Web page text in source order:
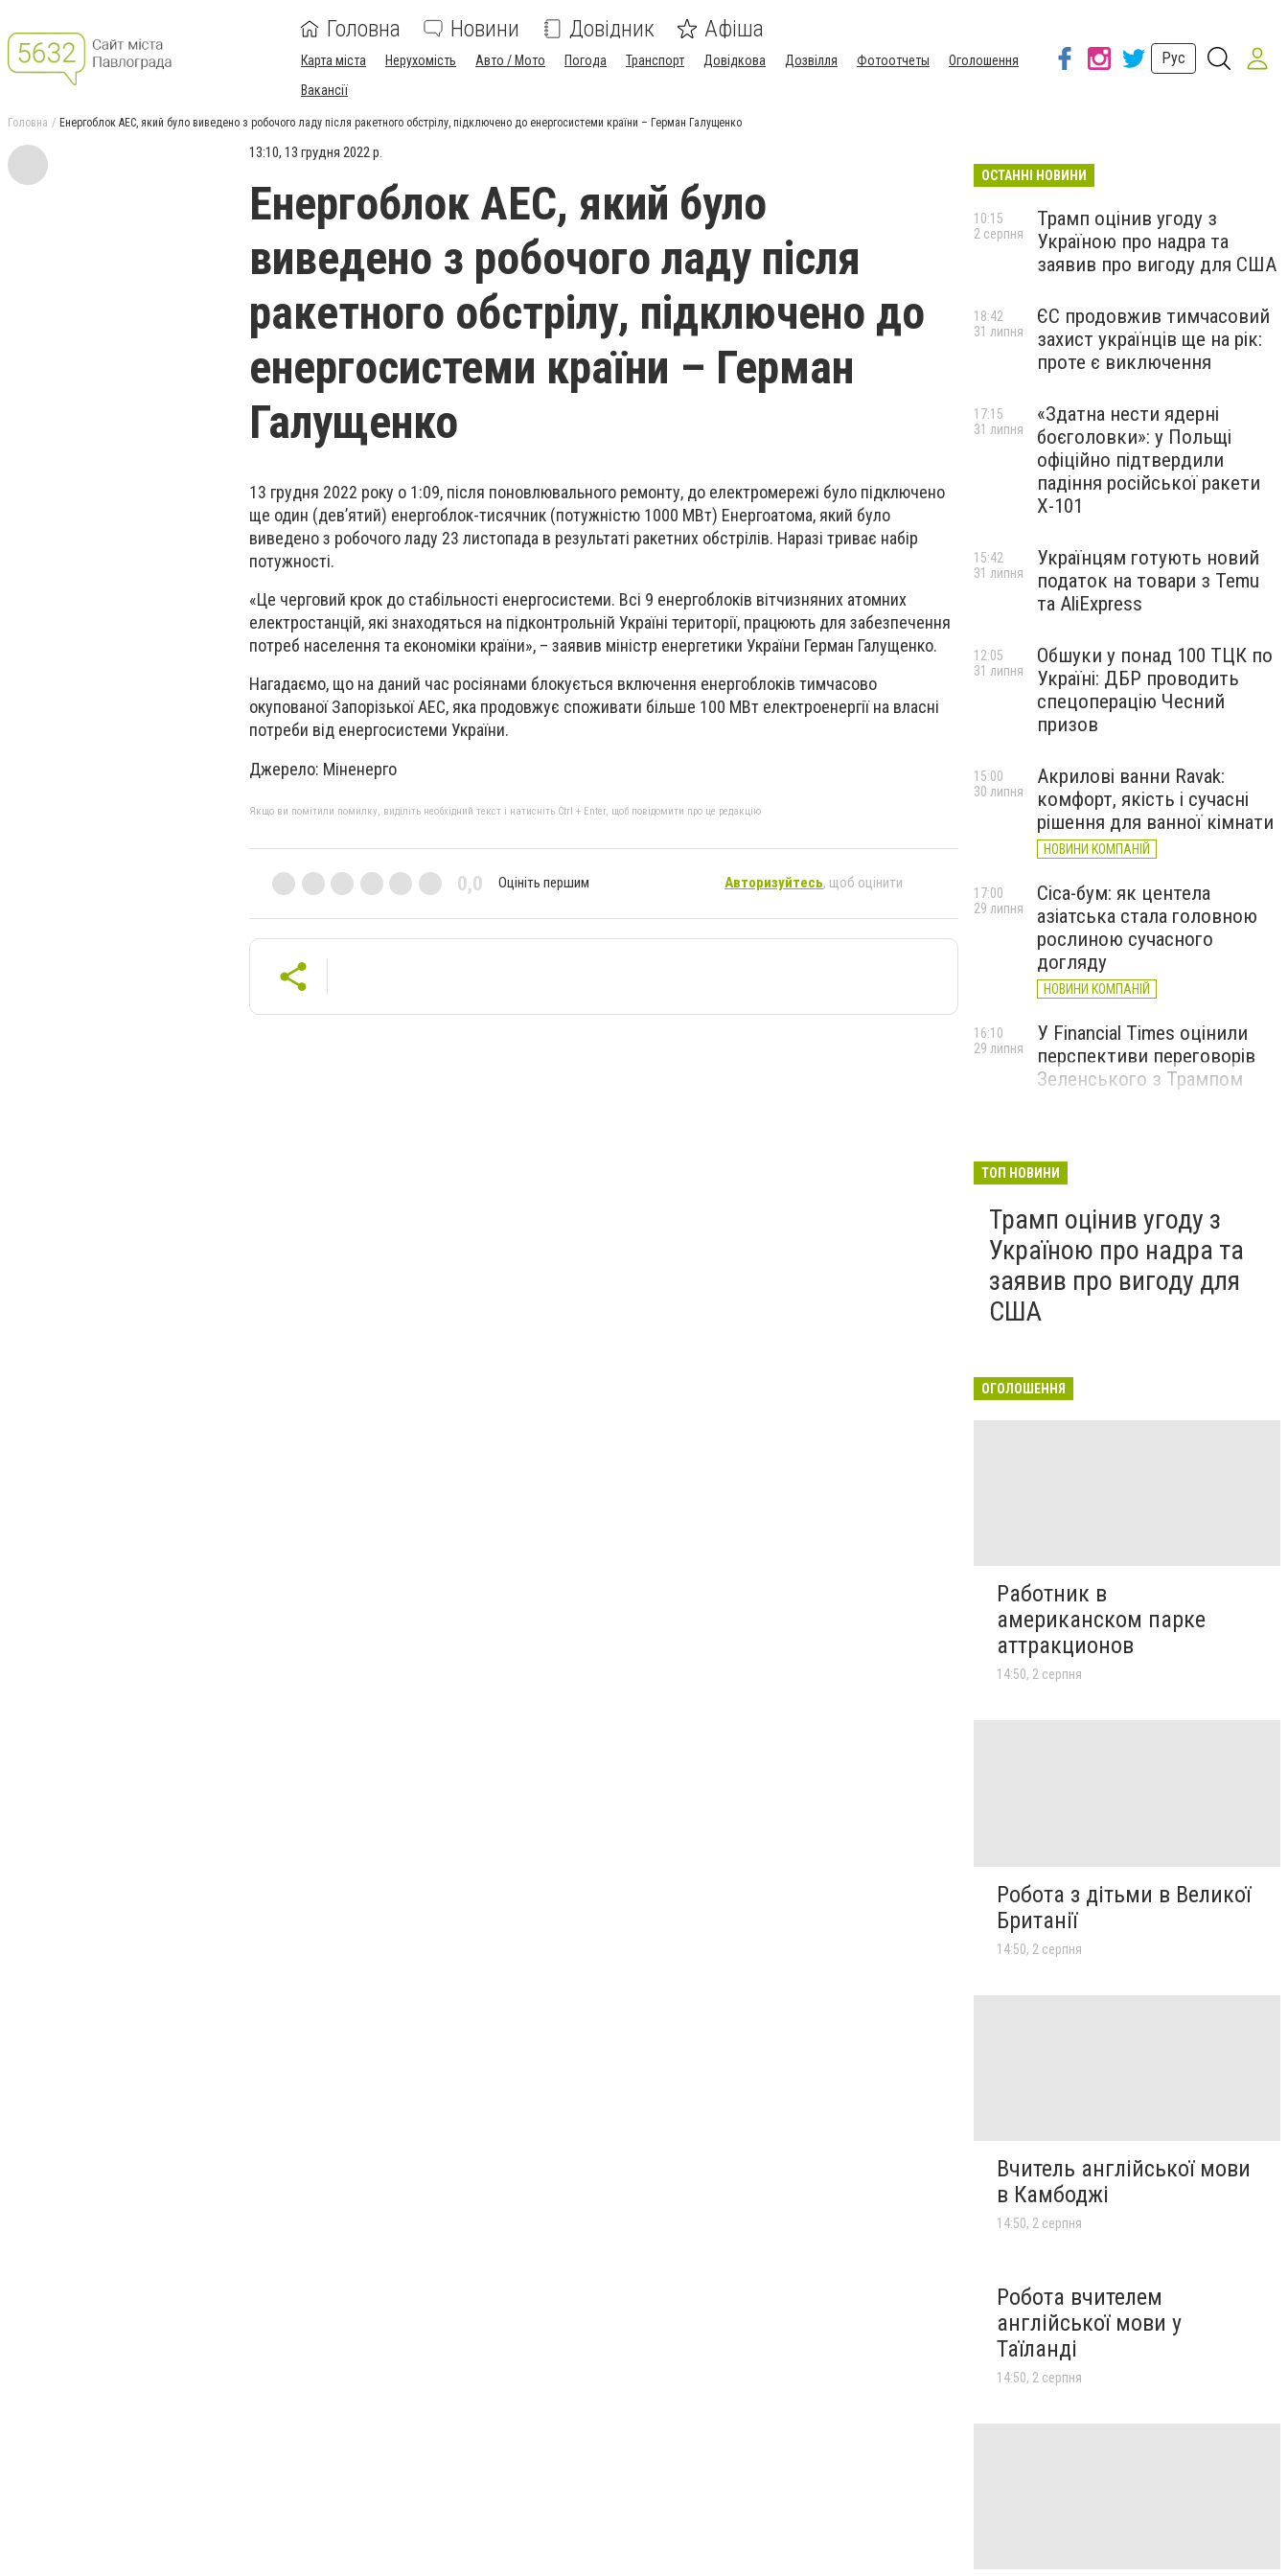
Головна Новини Довідник Афіша
Карта міста Нерухомість Авто / Мото Погода Транспорт Довідкова Дозвілля Фотоотчеты
Оголошення
Вакансії
Рус
Головна Енергоблок АЕС, який було виведено з робочого ладу після ракетного обстрілу, підключено до енергосистеми країни – Герман Галущенко
13:10, 13 грудня 2022 р.
Енергоблок АЕС, який було
виведено з робочого ладу після
ракетного обстрілу, підключено до
енергосистеми країни – Герман
Галущенко
13 грудня 2022 року о 1:09, після поновлювального ремонту, до електромережі було підключено
ще один (дев’ятий) енергоблок-тисячник (потужністю 1000 МВт) Енергоатома, який було
виведено з робочого ладу 23 листопада в результаті ракетних обстрілів. Наразі триває набір
потужності.
«Це черговий крок до стабільності енергосистеми. Всі 9 енергоблоків вітчизняних атомних
електростанцій, які знаходяться на підконтрольній Україні території, працюють для забезпечення
потреб населення та економіки країни», – заявив міністр енергетики України Герман Галущенко.
Нагадаємо, що на даний час росіянами блокується включення енергоблоків тимчасово
окупованої Запорізької АЕС, яка продовжує споживати більше 100 МВт електроенергії на власні
потреби від енергосистеми України.
Джерело: Міненерго
Якщо ви помітили помилку, виділіть необхідний текст і натисніть Ctrl + Enter, щоб повідомити про це редакцію
0,0 Оцініть першим Авторизуйтесь, щоб оцінити
ОСТАННІ НОВИНИ
Трамп оцінив угоду з
Україною про надра та
заявив про вигоду для США
10:15
2 серпня
ЄС продовжив тимчасовий
захист українців ще на рік:
проте є виключення
18:42
31 липня
«Здатна нести ядерні
боєголовки»: у Польщі
офіційно підтвердили
падіння російської ракети
Х-101
17:15
31 липня
Українцям готують новий
податок на товари з Temu
та AliExpress
15:42
31 липня
Обшуки у понад 100 ТЦК по
Україні: ДБР проводить
спецоперацію Чесний
призов
12:05
31 липня
Акрилові ванни Ravak:
комфорт, якість і сучасні
рішення для ванної кімнати
НОВИНИ КОМПАНІЙ
15:00
30 липня
Cica-бум: як центела
азіатська стала головною
рослиною сучасного
догляду
НОВИНИ КОМПАНІЙ
17:00
29 липня
У Financial Times оцінили
перспективи переговорів
Зеленського з Трампом
16:10
29 липня
ТОП НОВИНИ
Трамп оцінив угоду з
Україною про надра та
заявив про вигоду для
США
ОГОЛОШЕННЯ
Работник в
американском парке
аттракционов
14:50, 2 серпня
Робота з дітьми в Великої
Британії
14:50, 2 серпня
Вчитель англійської мови
в Камбоджі
14:50, 2 серпня
Робота вчителем
англійської мови у
Таїланді
14:50, 2 серпня